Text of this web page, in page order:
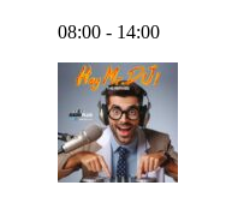
08:00 - 14:00